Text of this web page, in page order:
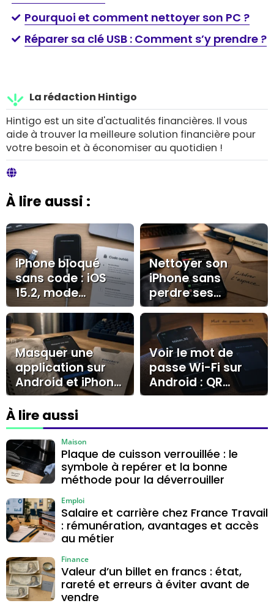
Pourquoi et comment nettoyer son PC ?
Réparer sa clé USB : Comment s’y prendre ?
La rédaction Hintigo
Hintigo est un site d'actualités financières. Il vous
aide à trouver la meilleure solution financière pour
votre besoin et à économiser au quotidien !
À lire aussi :
iPhone bloqué
sans code : iOS
15.2, mode
récupération ou
iCloud ?
Nettoyer son
iPhone sans
perdre ses
données :
stockage, cache
et gestes sûrs
Masquer une
application sur
Android et iPhone
: méthodes
natives, limites et
sécurité
Voir le mot de
passe Wi-Fi sur
Android : QR
code, Android 10
À lire aussi
Plaque de cuisson verrouillée : le
symbole à repérer et la bonne
méthode pour la déverrouiller
Maison
Salaire et carrière chez France Travail
: rémunération, avantages et accès
au métier
Emploi
Valeur d’un billet en francs : état,
rareté et erreurs à éviter avant de
vendre
Finance